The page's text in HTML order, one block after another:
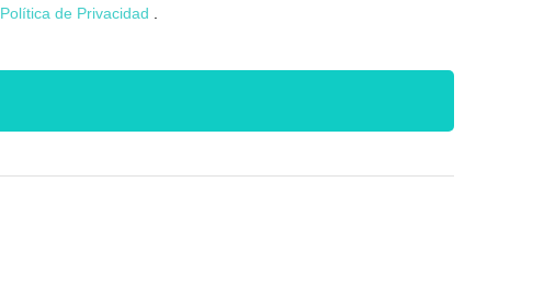
Política de Privacidad